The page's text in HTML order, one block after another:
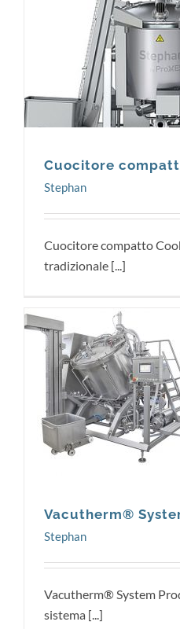
Stephan
Cuocitore
Stephan
Cuocitore compatto
tradizionale [...]
Stephan
Vacutherm®
Stephan
Vacutherm® System
sistema [...]